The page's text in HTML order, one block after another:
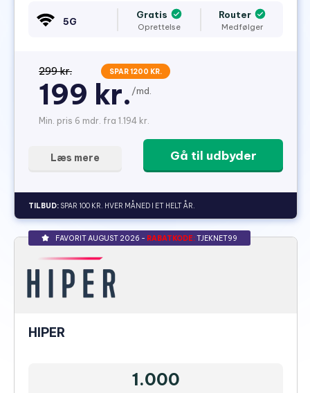
5G
Gratis
Oprettelse
Router
Medfølger
299 kr. SPAR 1200 KR.
199 kr. /md.
Min. pris 6 mdr. fra 1.194 kr.
Gå til udbyder
Læs mere
TILBUD: SPAR 100 KR. HVER MÅNED I ET HELT ÅR.
FAVORIT AUGUST 2026 - RABATKODE:TJEKNET99
HIPER
1.000